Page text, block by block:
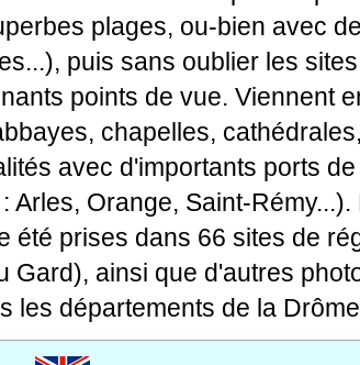
plages, ou-bien avec
puis sans oublier les
points de vue. Viennent
chapelles,
avec d'importants ports
Orange, Saint-Rémy...).
été prises dans 66 sites de
Gard), ainsi que d'autres
les départements de la